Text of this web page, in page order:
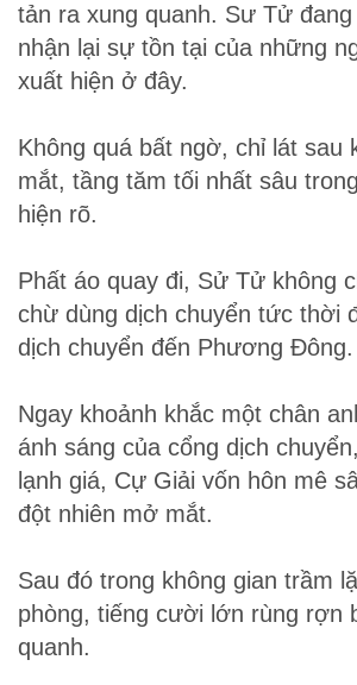
tản ra xung quanh. Sư Tử
nhận lại sự tồn tại của những
xuất hiện ở đây.
Không quá bất ngờ, chỉ lát sau
mắt, tầng tăm tối nhất sâu
hiện rõ.
Phất áo quay đi, Sử Tử không
chừ dùng dịch chuyển tức thời
dịch chuyển đến Phương Đông.
Ngay khoảnh khắc một chân
ánh sáng của cổng dịch
lạnh giá, Cự Giải vốn hôn mê
đột nhiên mở mắt.
Sau đó trong không gian trầm
phòng, tiếng cười lớn rùng rợn
quanh.